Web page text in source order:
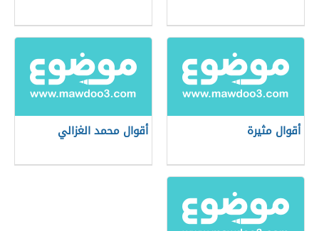
أقوال مثيرة أقوال محمد الغزالي